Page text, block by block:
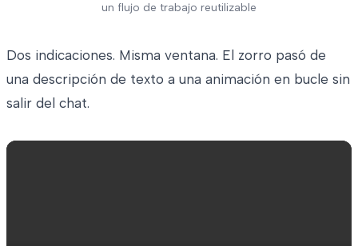
un flujo de trabajo reutilizable
Dos indicaciones. Misma ventana. El zorro pasó de
una descripción de texto a una animación en bucle sin
salir del chat.